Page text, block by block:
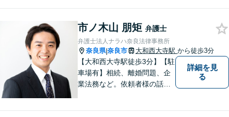
ています。法律トラブルでお
悩みごとがありましたら、お
気軽にご相談ください。
市ノ木山 朋矩 弁護士
弁護士法人ナラハ奈良法律事務所
奈良県|奈良市 大和西大寺駅 から徒歩3分
【大和西大寺駅徒歩3分】【駐
車場有】相続、離婚問題、企
業法務など。依頼者様の話を
詳細を見
る